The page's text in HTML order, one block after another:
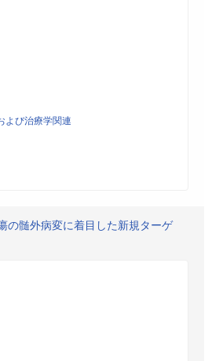
よび治療学関連
の髄外病変に着目した新規ターゲ